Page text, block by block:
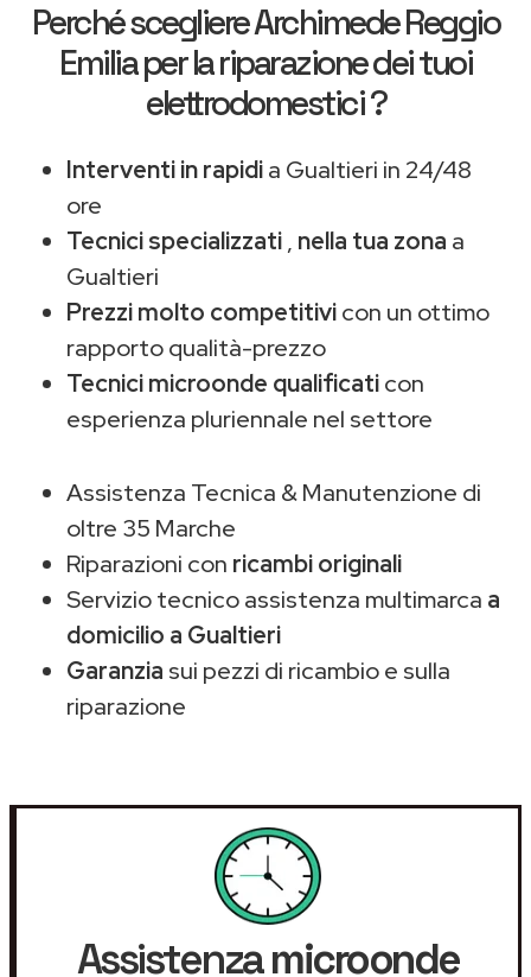
Perché scegliereArchimede Reggio
Emiliaper la riparazione dei tuoi
elettrodomestici ?
Interventi in rapidia Gualtieri in 24/48
ore
Tecnici specializzati, nella tua zona a
Gualtieri
Prezzi molto competitivicon un ottimo
rapporto qualità-prezzo
Tecnici microonde qualificaticon
esperienza pluriennale nel settore
Assistenza Tecnica & Manutenzione di
oltre 35 Marche
Riparazioni con ricambi originali
Servizio tecnico assistenza multimarca a
domicilio a Gualtieri
Garanzia sui pezzi di ricambio e sulla
riparazione
Assistenzamicroonde